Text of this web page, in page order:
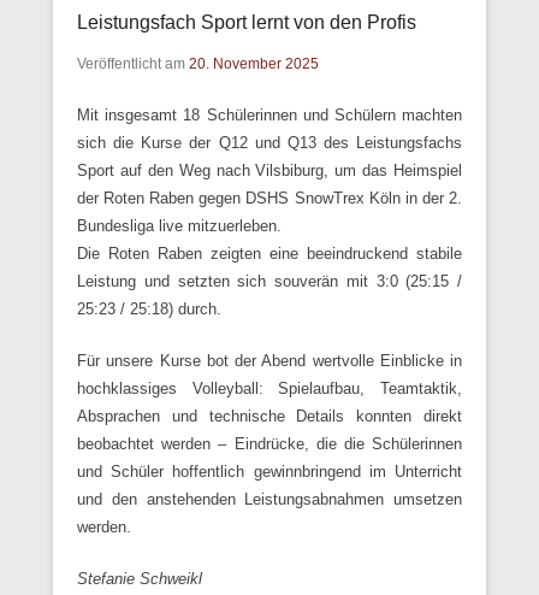
Leistungsfach Sport lernt von den Profis
Veröffentlicht am 20. November 2025
Mit insgesamt 18 Schülerinnen und Schülern machten
sich die Kurse der Q12 und Q13 des Leistungsfachs
Sport auf den Weg nach Vilsbiburg, um das Heimspiel
der Roten Raben gegen DSHS SnowTrex Köln in der 2.
Bundesliga live mitzuerleben.
Die Roten Raben zeigten eine beeindruckend stabile
Leistung und setzten sich souverän mit 3:0 (25:15 /
25:23 / 25:18) durch.
Für unsere Kurse bot der Abend wertvolle Einblicke in
hochklassiges Volleyball: Spielaufbau, Teamtaktik,
Absprachen und technische Details konnten direkt
beobachtet werden – Eindrücke, die die Schülerinnen
und Schüler hoffentlich gewinnbringend im Unterricht
und den anstehenden Leistungsabnahmen umsetzen
werden.
Stefanie Schweikl